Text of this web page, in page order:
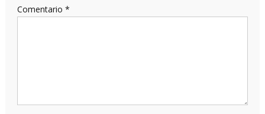
Comentario *